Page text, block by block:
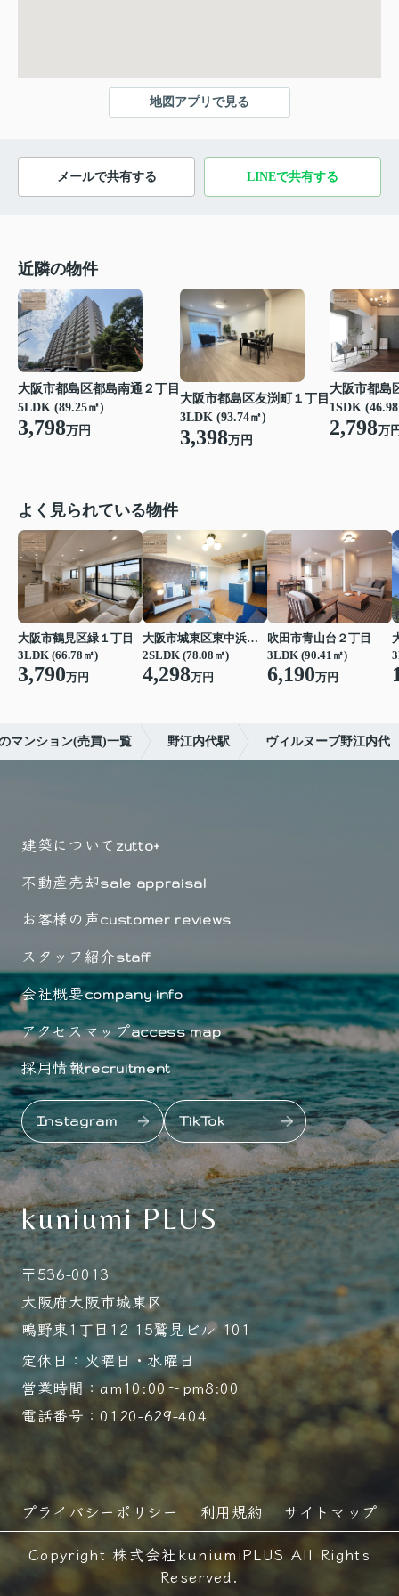
地図アプリで見る
メールで共有する LINEで共有する
近隣の物件
大阪市都島区都島南通２丁目
5LDK (89.25㎡)
3,798万円
大阪市都島区友渕町１丁目
3LDK (93.74㎡)
3,398万円
大阪市都島
1SDK
2,798万
よく見られている物件
大阪市鶴見区緑１丁目
3LDK (66.78㎡)
3,790万円
大阪市城東区東中浜６丁目
2SLDK (78.08㎡)
4,298万円
吹田市青山台２丁目
3LDK (90.41㎡)
6,190万円
マンション(売買)一覧 野江内代駅 ヴィルヌーブ野江内代
建築について zutto+
不動産売却sale appraisal
お客様の声customer reviews
スタッフ紹介staff
会社概要company info
アクセスマップaccess map
採用情報recruitment
Instagram TikTok
kuniumi PLUS
〒536-0013
大阪府大阪市城東区
鴫野東1丁目12-15鷲見ビル 101
定休日：火曜日・水曜日
営業時間：am10:00～pm8:00
電話番号：0120-629-404
プライバシーポリシー 利用規約
サイトマップ
Copyright 株式会社kuniumiPLUS All Rights
Reserved.